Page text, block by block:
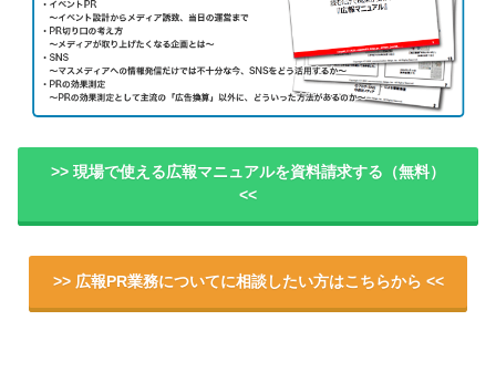
>> 現場で使える広報マニュアルを資料請求する（無料）
<<
>> 広報PR業務についてに相談したい方はこちらから <<